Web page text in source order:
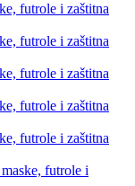
futrole i zaštitna
futrole i zaštitna
futrole i zaštitna
futrole i zaštitna
futrole i zaštitna
maske, futrole i